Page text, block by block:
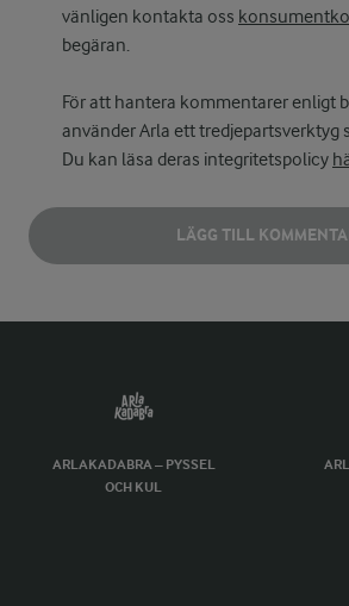
vänligen kontakta oss
begäran.
För att hantera kommentarer enligt
använder Arla ett tredjepartsverktyg
Du kan läsa deras integritetspolicy
LÄGG TILL
ARLAKADABRA – PYSSEL
OCH KUL